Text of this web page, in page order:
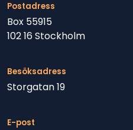
Postadress
Box 55915
102 16 Stockholm
Besöksadress
Storgatan 19
E-post